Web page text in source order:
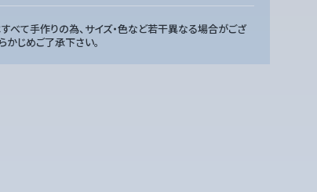
べて手作りの為、サイズ・色など若干異なる場合がござ
かじめご了承下さい。